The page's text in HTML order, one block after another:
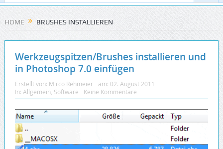
HOME BRUSHES INSTALLIEREN
Werkzeugspitzen/Brushes installieren und
in Photoshop 7.0 einfügen
Erstellt von: Mirco Rehmeier am: 02. August 2011
In: Allgemein Software Keine Kommentare